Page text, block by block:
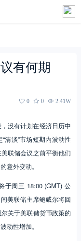
有何期
0 0 2.41W
没有计划在经济日历中
清淡”市场短期内波动性
联储会议之前平衡他们
意外变动。
于周三 18:00 (GMT) 公
美联储主席鲍威尔将回
关于美联储货币政策的
动性增加。